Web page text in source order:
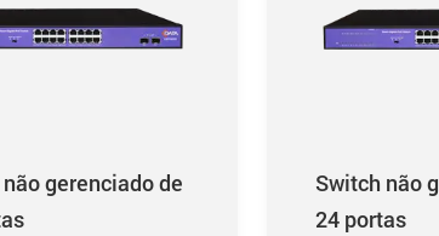
gerenciado de
Switch não
24 portas